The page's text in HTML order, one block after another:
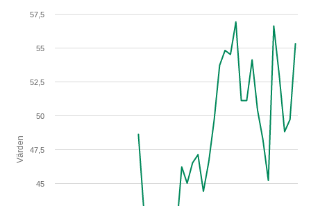
Värden
45
47,5
50
52,5
55
57,5